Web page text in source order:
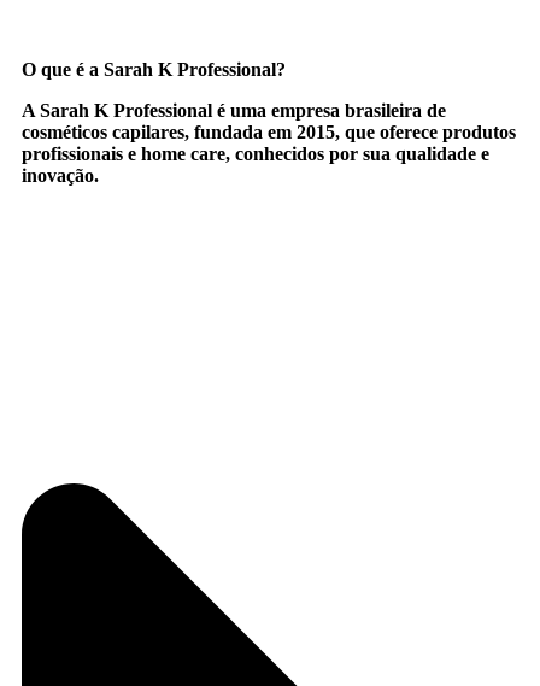
O que é a Sarah K Professional?
A Sarah K Professional é uma empresa brasileira de
cosméticos capilares, fundada em 2015, que oferece produtos
profissionais e home care, conhecidos por sua qualidade e
inovação.